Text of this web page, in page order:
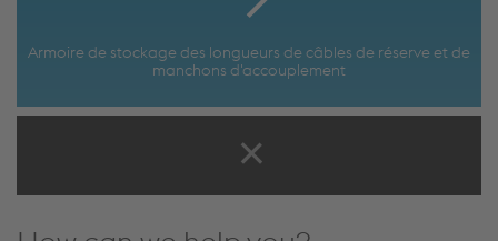
Armoire de stockage des longueurs de câbles de réserve et de
manchons d'accouplement